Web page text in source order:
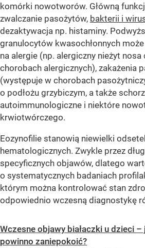
komórki nowotworów. Główną
zwalczanie pasożytów, bakterii i
dezaktywacja np. histaminy.
granulocytów kwasochłonnych
na alergie (np. alergiczny nieżyt nosa
chorobach alergicznych), zakażenia
(występuje w chorobach
o podłożu grzybiczym, a także
autoimmunologiczne i niektóre
krwiotwórczego.
Eozynofilie stanowią niewielki
hematologicznych. Zwykle przez
specyficznych objawów, dlatego
o systematycznych badaniach
którym można kontrolować stan
odpowiednio wczesną diagnostykę
Wczesne objawy białaczki u dzieci
powinno zaniepokoić?